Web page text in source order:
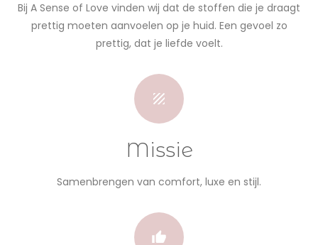
Bij A Sense of Love vinden wij dat de stoffen die je draagt
prettig moeten aanvoelen op je huid. Een gevoel zo
prettig, dat je liefde voelt.
Missie
Samenbrengen van comfort, luxe en stijl.